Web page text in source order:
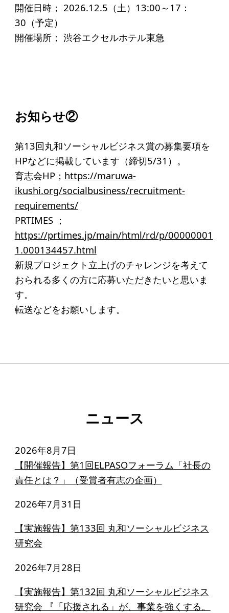
年間スケジュール
定款
事業方針
募集要項
給付型奨学金とは
ソーシャルビジネス支援
事業方針
募集要項
ソーシャルビジネスとは
丸和育志会の考える
ソーシャルビジネス
受賞者一覧
ELPASO会とは
入会案内
寄付のお願い
お手続き
寄付支援者
ニュース・コラム
開催日時； 2026.12.5（土）13:00～17：
30（予定）
開催場所； 渋谷エクセルホテル東急
お知らせ②
第13回丸和ソーシャルビジネス賞の募集要項を
HPなどに掲載しています（締切5/31）。
育志会HP； https://maruwa-
ikushi.org/socialbusiness/recruitment-
requirements/
PRTIMES ；
https://prtimes.jp/main/html/rd/p/00000001
1.000134457.html
新規プロジェクト立上げのチャレンジを考えて
おられる多くの方に応募いただきたいと思いま
す。
転送などをお願いします。
ニュース
2026年8月7日
【開催報告】第1回ELPASOフォーラム「社長の
責任とは？」（受賞者有志の企画）
2026年7月31日
【実施報告】第133回 丸和ソーシャルビジネス
研究会
2026年7月28日
【実施報告】第132回 丸和ソーシャルビジネス
研究会 『「応援される」が、事業を強くする。